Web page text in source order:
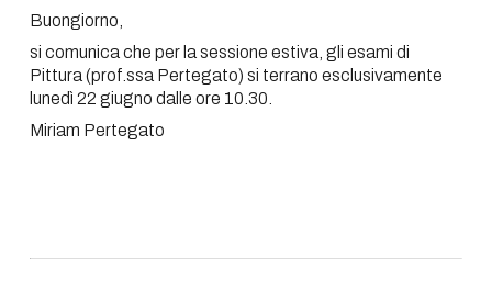
Buongiorno,
si comunica che per la sessione estiva, gli esami di
Pittura (prof.ssa Pertegato) si terrano esclusivamente
lunedì 22 giugno dalle ore 10.30.
Miriam Pertegato